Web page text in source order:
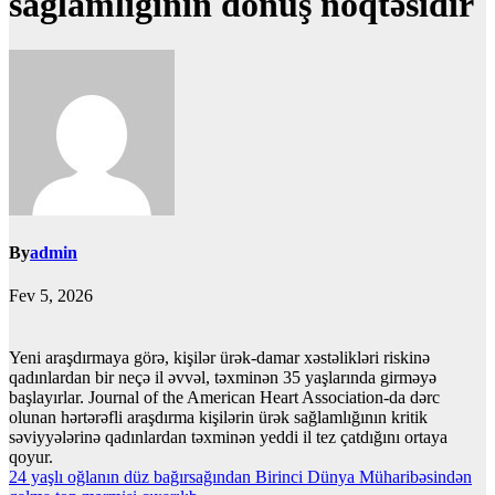
Byadmin
Fev 5, 2026
Yeni araşdırmaya görə, kişilər ürək-damar xəstəlikləri riskinə
qadınlardan bir neçə il əvvəl, təxminən 35 yaşlarında girməyə
başlayırlar. Journal of the American Heart Association-da dərc
olunan hərtərəfli araşdırma kişilərin ürək sağlamlığının kritik
səviyyələrinə qadınlardan təxminən yeddi il tez çatdığını ortaya
qoyur.
Yazı
24 yaşlı oğlanın düz bağırsağından Birinci Dünya Müharibəsindən